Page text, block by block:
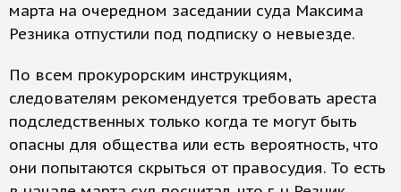
марта на очередном заседании суда Максима
Резника отпустили под подписку о невыезде.
По всем прокурорским инструкциям,
следователям рекомендуется требовать ареста
подследственных только когда те могут быть
опасны для общества или есть вероятность, что
они попытаются скрыться от правосудия. То есть